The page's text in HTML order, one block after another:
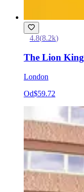
4.8(8.2k)
The Lion King
London
Od$59.72